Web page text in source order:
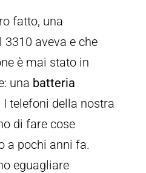
fatto, una
aveva e che
è mai stato in
una batteria
I telefoni della nostra
di fare cose
a pochi anni fa.
eguagliare